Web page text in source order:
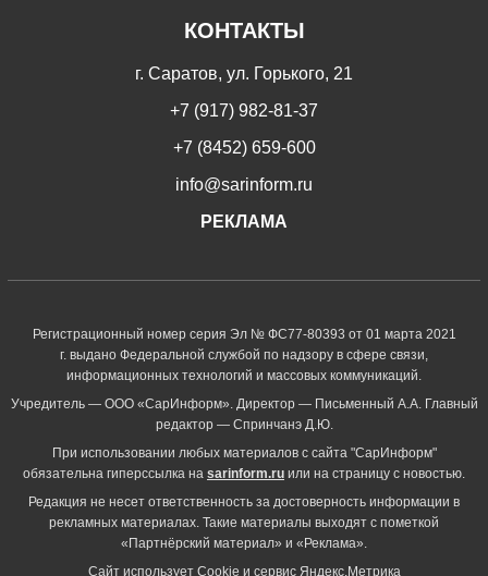
КОНТАКТЫ
г. Саратов, ул. Горького, 21
+7 (917) 982-81-37
+7 (8452) 659-600
info@sarinform.ru
РЕКЛАМА
Регистрационный номер серия Эл № ФС77-80393 от 01 марта 2021
г. выдано Федеральной службой по надзору в сфере связи,
информационных технологий и массовых коммуникаций.
Учредитель — ООО «СарИнформ». Директор — Письменный А.А. Главный
редактор — Спринчанэ Д.Ю.
При использовании любых материалов с сайта "СарИнформ"
обязательна гиперссылка на sarinform.ru или на страницу с новостью.
Редакция не несет ответственность за достоверность информации в
рекламных материалах. Такие материалы выходят с пометкой
«Партнёрский материал» и «Реклама».
Сайт использует Cookie и сервиc Яндекс.Метрика